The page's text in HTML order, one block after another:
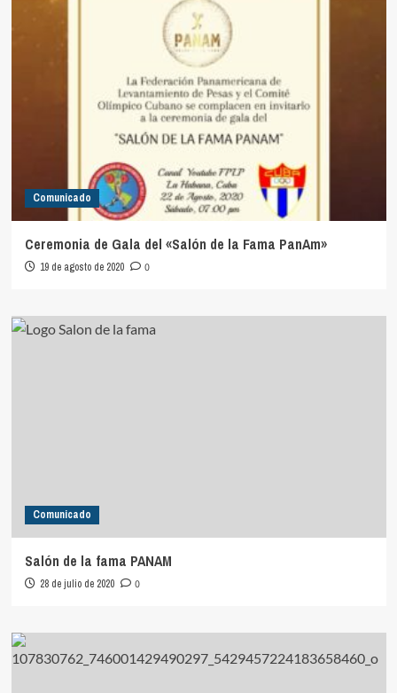
Comunicado
Ceremonia de Gala del «Salón de la Fama PanAm»
19 de agosto de 2020 0
Comunicado
Salón de la fama PANAM
28 de julio de 2020 0